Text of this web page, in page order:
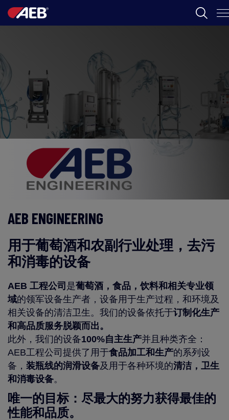
食品
SPIRITS
AEB ACADEMY
AEB ENGINEERING
用于葡萄酒和农副行业处理，去污
和消毒的设备
AEB 工程公司 是葡萄酒，食品，饮料和相关专业领
域的领军设备生产者，设备用于生产过程，和环境及
相关设备的清洁卫生。我们的设备依托于订制化生产
和高品质服务脱颖而出。
此外，我们的设备100%自主生产并且种类齐全：
AEB工程公司提供了用于食品加工和生产的系列设
备， 装瓶线的润滑设备及用于各种环境的清洁，卫生
和消毒设备。
唯一的目标：尽最大的努力获得最佳的
性能和品质。